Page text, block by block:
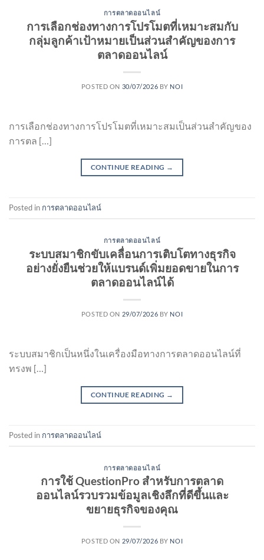
การตลาดออนไลน์
การเลือกช่องทางการโปรโมตที่เหมาะสมกับ
กลุ่มลูกค้าเป้าหมายเป็นส่วนสำคัญของการ
ตลาดออนไลน์
POSTED ON 30/07/2026 BY NOI
การเลือกช่องทางการโปรโมตที่เหมาะสมเป็นส่วนสำคัญของ
การตล […]
CONTINUE READING →
Posted in การตลาดออนไลน์
การตลาดออนไลน์
ระบบสมาชิกขับเคลื่อนการเติบโตทางธุรกิจ
อย่างยั่งยืนช่วยให้แบรนด์เพิ่มยอดขายในการ
ตลาดออนไลน์ได้
POSTED ON 29/07/2026 BY NOI
ระบบสมาชิกเป็นหนึ่งในเครื่องมือทางการตลาดออนไลน์ที่
ทรงพ […]
CONTINUE READING →
Posted in การตลาดออนไลน์
การตลาดออนไลน์
การใช้ QuestionPro สำหรับการตลาด
ออนไลน์รวบรวมข้อมูลเชิงลึกที่ดีขึ้นและ
ขยายธุรกิจของคุณ
POSTED ON 29/07/2026 BY NOI